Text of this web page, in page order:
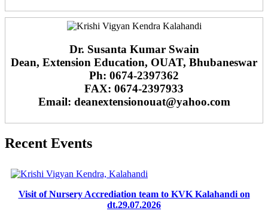
Dr. Susanta Kumar Swain
Dean, Extension Education, OUAT, Bhubaneswar
Ph: 0674-2397362
FAX: 0674-2397933
Email: deanextensionouat@yahoo.com
Recent Events
Visit of Nursery Accrediation team to KVK Kalahandi on
dt.29.07.2026